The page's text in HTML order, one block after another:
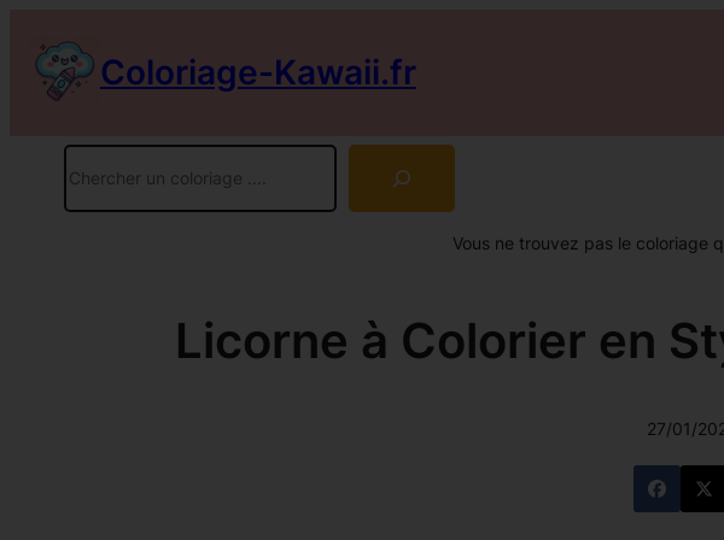
contenu
Coloriage-Kawaii.fr
Vous ne trouvez pas le coloriage
Licorne à Colorier en
27/01/